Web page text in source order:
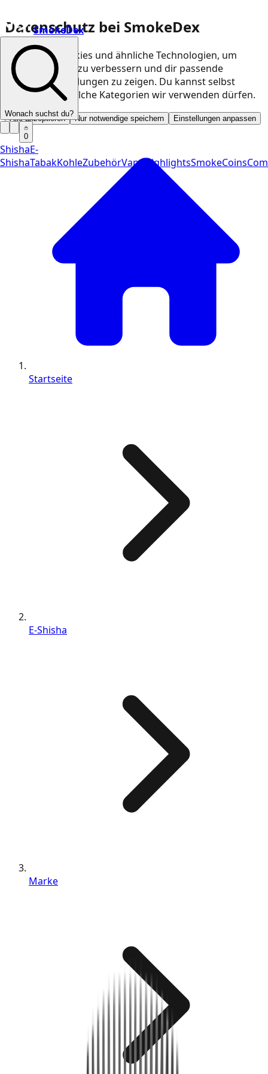
Datenschutz bei SmokeDex
Wir nutzen Cookies und ähnliche Technologien, um
unsere Website zu verbessern und dir passende
Produktempfehlungen zu zeigen. Du kannst selbst
entscheiden, welche Kategorien wir verwenden dürfen.
Alle akzeptieren Nur notwendige speichern Einstellungen anpassen
SmokeDex
Wonach suchst du?
0
ShishaE-
ShishaTabakKohleZubehörVapeHighlightsSmokeCoins
Startseite
E-Shisha
Marke